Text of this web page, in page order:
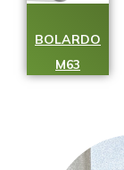
BOLARDO
M63